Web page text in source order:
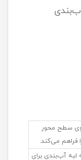
سطح محور
فراهم می‌کند.
لبه آب‌بندی برای